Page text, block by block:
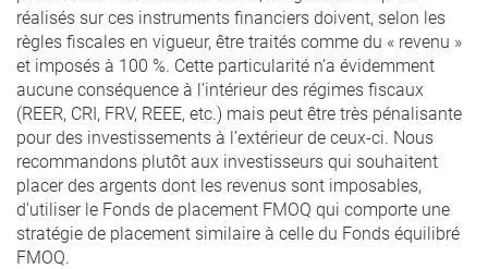
réalisés sur ces instruments financiers doivent, selon les
règles fiscales en vigueur, être traités comme du « revenu »
et imposés à 100 %. Cette particularité n’a évidemment
aucune conséquence à l’intérieur des régimes fiscaux
(REER, CRI, FRV, REEE, etc.) mais peut être très pénalisante
pour des investissements à l’extérieur de ceux-ci. Nous
recommandons plutôt aux investisseurs qui souhaitent
placer des argents dont les revenus sont imposables,
d’utiliser le Fonds de placement FMOQ qui comporte une
stratégie de placement similaire à celle du Fonds équilibré
FMOQ.